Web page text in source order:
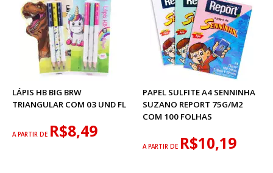
LÁPIS HB BIG BRW
TRIANGULAR COM 03 UND FL
A PARTIR DE R$8,49
PAPEL SULFITE A4 SENNINHA
SUZANO REPORT 75G/M2
COM 100 FOLHAS
A PARTIR DE R$10,19